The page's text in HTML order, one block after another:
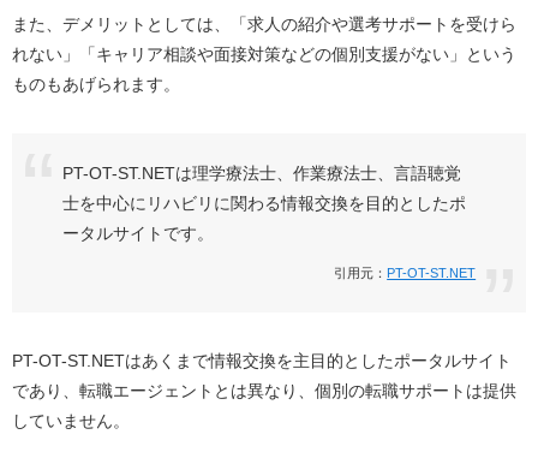
また、デメリットとしては、「求人の紹介や選考サポートを受けら
れない」「キャリア相談や面接対策などの個別支援がない」という
ものもあげられます。
PT-OT-ST.NETは理学療法士、作業療法士、言語聴覚
士を中心にリハビリに関わる情報交換を目的としたポ
ータルサイトです。
引用元： PT-OT-ST.NET
PT-OT-ST.NETはあくまで情報交換を主目的としたポータルサイト
であり、転職エージェントとは異なり、個別の転職サポートは提供
していません。